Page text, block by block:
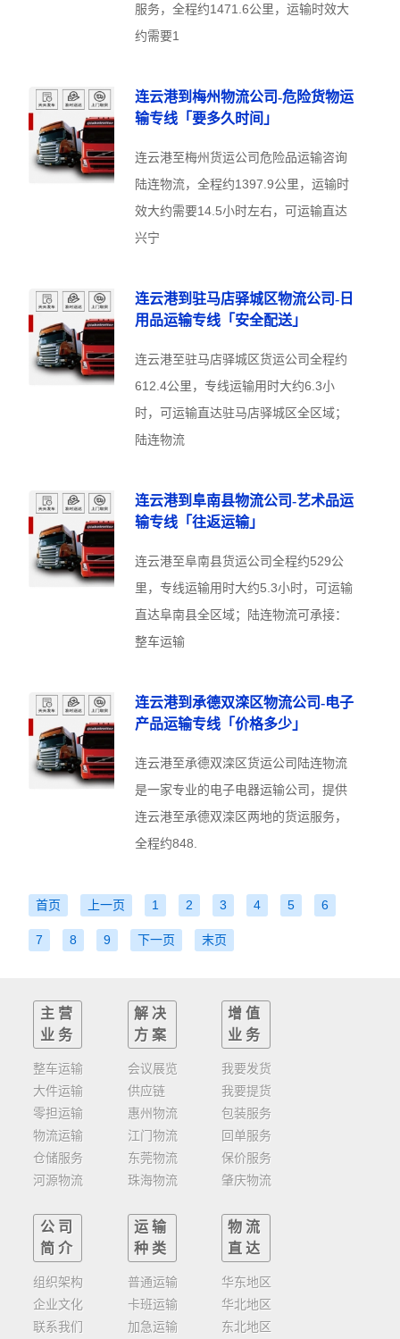
服务，全程约1471.6公里，运输时效大
约需要1
连云港到梅州物流公司-危险货物运
输专线「要多久时间」
连云港至梅州货运公司危险品运输咨询
陆连物流，全程约1397.9公里，运输时
效大约需要14.5小时左右，可运输直达
兴宁
连云港到驻马店驿城区物流公司-日
用品运输专线「安全配送」
连云港至驻马店驿城区货运公司全程约
612.4公里，专线运输用时大约6.3小
时，可运输直达驻马店驿城区全区域；
陆连物流
连云港到阜南县物流公司-艺术品运
输专线「往返运输」
连云港至阜南县货运公司全程约529公
里，专线运输用时大约5.3小时，可运输
直达阜南县全区域；陆连物流可承接：
整车运输
连云港到承德双滦区物流公司-电子
产品运输专线「价格多少」
连云港至承德双滦区货运公司陆连物流
是一家专业的电子电器运输公司，提供
连云港至承德双滦区两地的货运服务，
全程约848.
首页 上一页 1 2 3 4 5 6
7 8 9 下一页 末页
主营
业务
整车运输
大件运输
零担运输
物流运输
仓储服务
河源物流
解决
方案
会议展览
供应链
惠州物流
江门物流
东莞物流
珠海物流
增值
业务
我要发货
我要提货
包装服务
回单服务
保价服务
肇庆物流
公司
简介
组织架构
企业文化
联系我们
运输
种类
普通运输
卡班运输
加急运输
物流
直达
华东地区
华北地区
东北地区